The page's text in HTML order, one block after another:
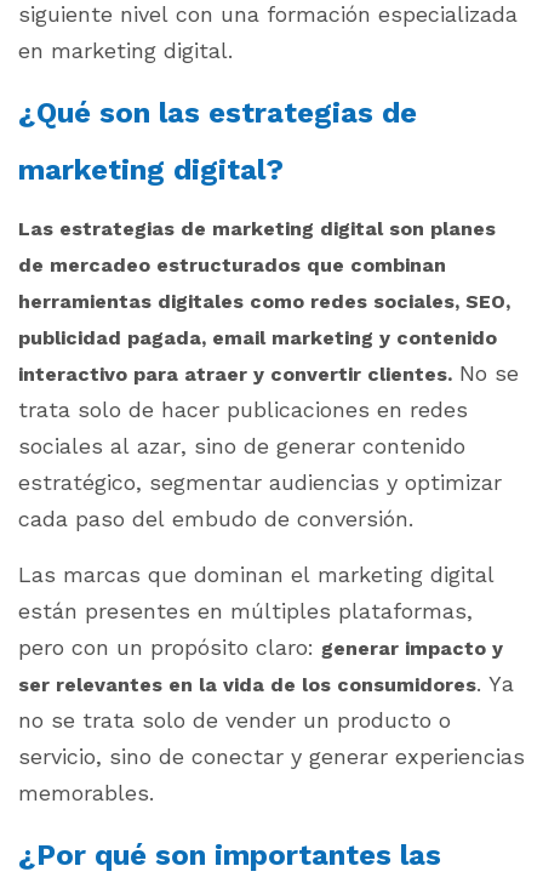
siguiente nivel con una formación especializada
en marketing digital.
¿Qué son las estrategias de
marketing digital?
Las estrategias de marketing digital son planes
de mercadeo estructurados que combinan
herramientas digitales como redes sociales, SEO,
publicidad pagada, email marketing y contenido
interactivo para atraer y convertir clientes. No se
trata solo de hacer publicaciones en redes
sociales al azar, sino de generar contenido
estratégico, segmentar audiencias y optimizar
cada paso del embudo de conversión.
Las marcas que dominan el marketing digital
están presentes en múltiples plataformas,
pero con un propósito claro: generar impacto y
ser relevantes en la vida de los consumidores. Ya
no se trata solo de vender un producto o
servicio, sino de conectar y generar experiencias
memorables.
¿Por qué son importantes las